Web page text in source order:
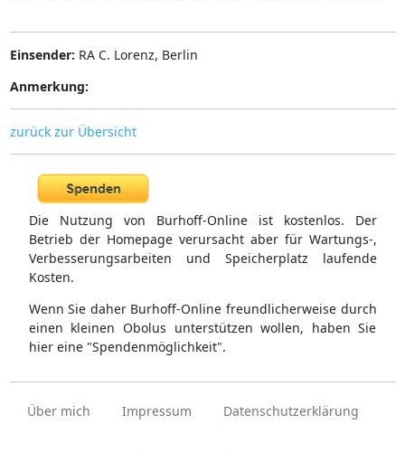
Einsender: RA C. Lorenz, Berlin
Anmerkung:
zurück zur Übersicht
Die Nutzung von Burhoff-Online ist kostenlos. Der
Betrieb der Homepage verursacht aber für Wartungs-,
Verbesserungsarbeiten und Speicherplatz laufende
Kosten.
Wenn Sie daher Burhoff-Online freundlicherweise durch
einen kleinen Obolus unterstützen wollen, haben Sie
hier eine "Spendenmöglichkeit".
Über mich Impressum Datenschutzerklärung